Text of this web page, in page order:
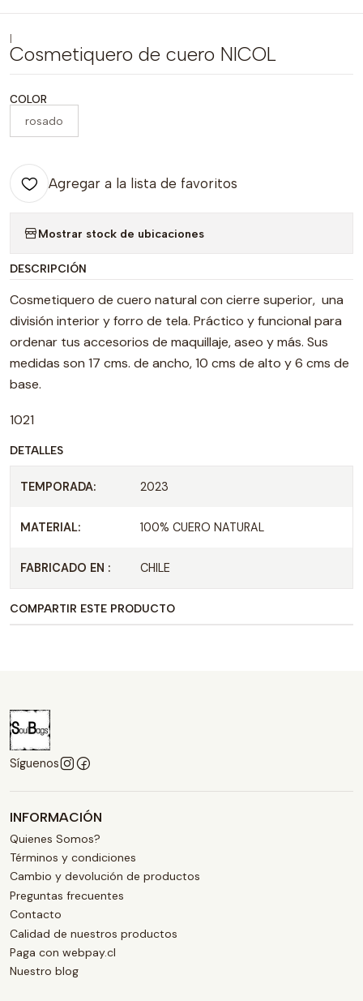
Cosmetiquero de cuero NICOL
COLOR
rosado
Agregar a la lista de favoritos
Mostrar stock de ubicaciones
DESCRIPCIÓN
Cosmetiquero de cuero natural con cierre superior, una
división interior y forro de tela. Práctico y funcional para
ordenar tus accesorios de maquillaje, aseo y más. Sus
medidas son 17 cms. de ancho, 10 cms de alto y 6 cms de
base.
1021
DETALLES
TEMPORADA: 2023
MATERIAL: 100% CUERO NATURAL
FABRICADO EN : CHILE
COMPARTIR ESTE PRODUCTO
Síguenos
INFORMACIÓN
Quienes Somos?
Términos y condiciones
Cambio y devolución de productos
Preguntas frecuentes
Contacto
Calidad de nuestros productos
Paga con webpay.cl
Nuestro blog